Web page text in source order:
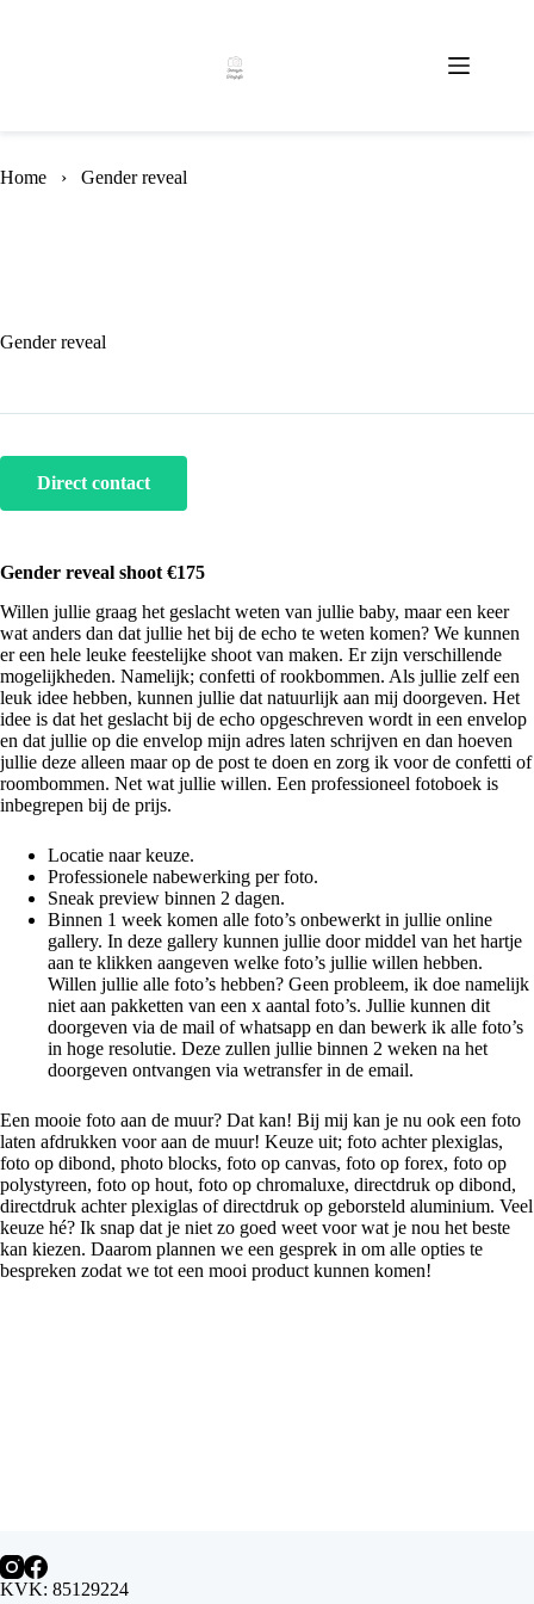
Home › Gender reveal
Gender reveal
Direct contact
Gender reveal shoot €175
Willen jullie graag het geslacht weten van jullie baby, maar een keer
wat anders dan dat jullie het bij de echo te weten komen? We kunnen
er een hele leuke feestelijke shoot van maken. Er zijn verschillende
mogelijkheden. Namelijk; confetti of rookbommen. Als jullie zelf een
leuk idee hebben, kunnen jullie dat natuurlijk aan mij doorgeven. Het
idee is dat het geslacht bij de echo opgeschreven wordt in een envelop
en dat jullie op die envelop mijn adres laten schrijven en dan hoeven
jullie deze alleen maar op de post te doen en zorg ik voor de confetti of
roombommen. Net wat jullie willen. Een professioneel fotoboek is
inbegrepen bij de prijs.
Locatie naar keuze.
Professionele nabewerking per foto.
Sneak preview binnen 2 dagen.
Binnen 1 week komen alle foto’s onbewerkt in jullie online
gallery. In deze gallery kunnen jullie door middel van het hartje
aan te klikken aangeven welke foto’s jullie willen hebben.
Willen jullie alle foto’s hebben? Geen probleem, ik doe namelijk
niet aan pakketten van een x aantal foto’s. Jullie kunnen dit
doorgeven via de mail of whatsapp en dan bewerk ik alle foto’s
in hoge resolutie. Deze zullen jullie binnen 2 weken na het
doorgeven ontvangen via wetransfer in de email.
Een mooie foto aan de muur? Dat kan! Bij mij kan je nu ook een foto
laten afdrukken voor aan de muur! Keuze uit; foto achter plexiglas,
foto op dibond, photo blocks, foto op canvas, foto op forex, foto op
polystyreen, foto op hout, foto op chromaluxe, directdruk op dibond,
directdruk achter plexiglas of directdruk op geborsteld aluminium. Veel
keuze hé? Ik snap dat je niet zo goed weet voor wat je nou het beste
kan kiezen. Daarom plannen we een gesprek in om alle opties te
bespreken zodat we tot een mooi product kunnen komen!
KVK: 85129224